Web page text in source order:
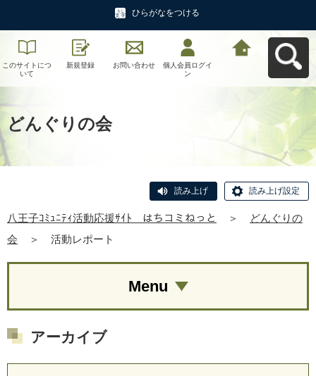
ひらがなをつける
このサイトにつ
いて
新規登録 お問い合わせ
個人会員ログイ
ン
どんぐりの会
読み上げ 読み上げ設定
八王子ｺﾐｭﾆﾃｨ活動応援ｻｲﾄ はちコミねっと ＞
どんぐりの
会
＞ 活動レポート
Menu
アーカイブ